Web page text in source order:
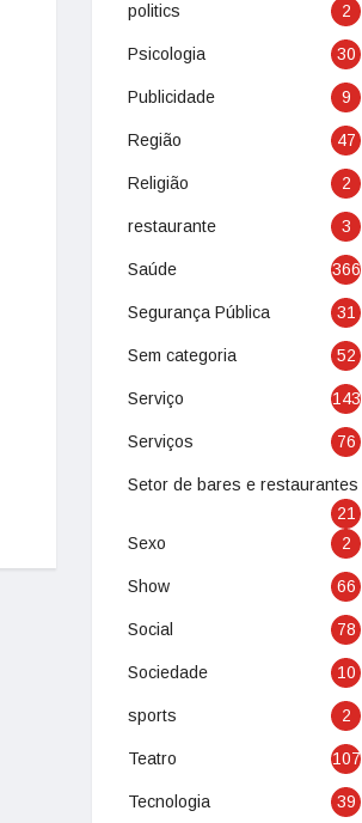
politics 2
Psicologia 30
Publicidade 9
Região 47
Religião 2
restaurante 3
Saúde 366
Segurança Pública 31
Sem categoria 52
Serviço 143
Serviços 76
Setor de bares e restaurantes
21
Sexo
2
Show 66
Social 78
Sociedade 10
sports 2
Teatro 107
Tecnologia 39